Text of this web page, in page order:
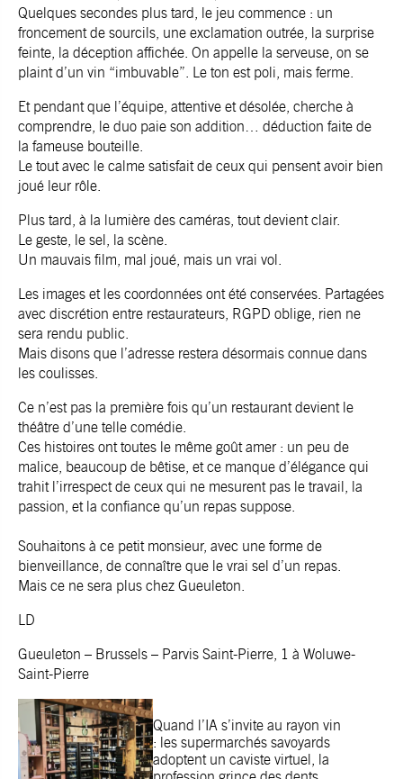
Quelques secondes plus tard, le jeu commence : un
froncement de sourcils, une exclamation outrée, la surprise
feinte, la déception affichée. On appelle la serveuse, on se
plaint d’un vin “imbuvable”. Le ton est poli, mais ferme.
Et pendant que l’équipe, attentive et désolée, cherche à
comprendre, le duo paie son addition… déduction faite de
la fameuse bouteille.
Le tout avec le calme satisfait de ceux qui pensent avoir bien
joué leur rôle.
Plus tard, à la lumière des caméras, tout devient clair.
Le geste, le sel, la scène.
Un mauvais film, mal joué, mais un vrai vol.
Les images et les coordonnées ont été conservées. Partagées
avec discrétion entre restaurateurs, RGPD oblige, rien ne
sera rendu public.
Mais disons que l’adresse restera désormais connue dans
les coulisses.
Ce n’est pas la première fois qu’un restaurant devient le
théâtre d’une telle comédie.
Ces histoires ont toutes le même goût amer : un peu de
malice, beaucoup de bêtise, et ce manque d’élégance qui
trahit l’irrespect de ceux qui ne mesurent pas le travail, la
passion, et la confiance qu’un repas suppose.
Souhaitons à ce petit monsieur, avec une forme de
bienveillance, de connaître que le vrai sel d’un repas.
Mais ce ne sera plus chez Gueuleton.
LD
Gueuleton – Brussels – Parvis Saint-Pierre, 1 à Woluwe-
Saint-Pierre
Quand l’IA s’invite au rayon vin
: les supermarchés savoyards
adoptent un caviste virtuel, la